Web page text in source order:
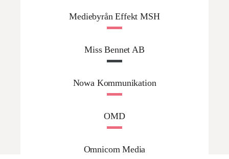
Mediebyrån Effekt MSH
Miss Bennet AB
Nowa Kommunikation
OMD
Omnicom Media